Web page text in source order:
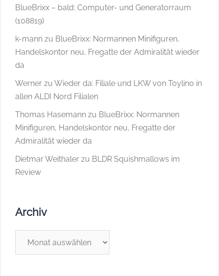
BlueBrixx – bald: Computer- und Generatorraum
(108819)
k-mann zu BlueBrixx: Normannen Minifiguren,
Handelskontor neu, Fregatte der Admiralität wieder
da
Werner zu Wieder da: Filiale und LKW von Toylino in
allen ALDI Nord Filialen
Thomas Hasemann zu BlueBrixx: Normannen
Minifiguren, Handelskontor neu, Fregatte der
Admiralität wieder da
Dietmar Weithaler zu BLDR Squishmallows im
Review
Archiv